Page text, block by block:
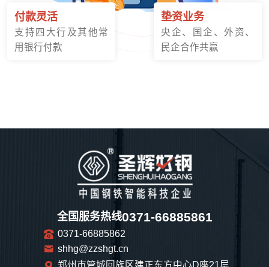
付款灵活
支持四大行及其他常
用银行付款
垫资业务
央企、国企、外资、
民企合作共赢
全国服务热线0371-66885861
0371-66885862
shhg@zzshgt.cn
郑州市管城回族区建正东方中心D座21层